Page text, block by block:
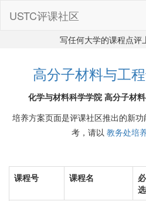
USTC评课社区
写任何大学的课程点评
高分子材料与工
化学与材料科学学院 高分子材
培养方案页面是评课社区推出的新
考，请以 教务处培
课程号 课程名